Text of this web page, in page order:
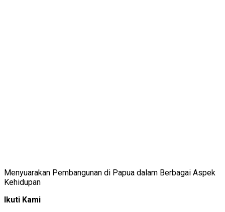
Menyuarakan Pembangunan di Papua dalam Berbagai Aspek
Kehidupan
Ikuti Kami